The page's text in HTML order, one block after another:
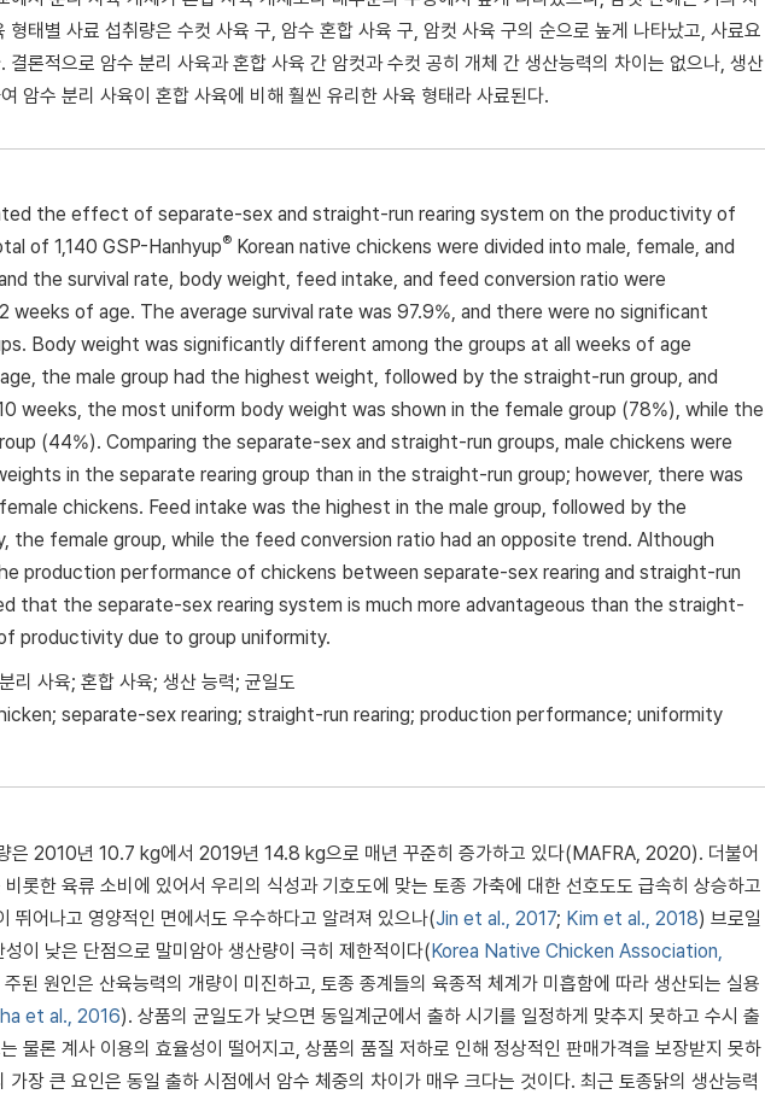
형태별 사료 섭취량은 수컷 사육 구, 암수 혼합 사육 구, 암컷 사육 구의 순으로 높게 나타났고, 사료요
결론적으로 암수 분리 사육과 혼합 사육 간 암컷과 수컷 공히 개체 간 생산능력의 차이는 없으나, 생산
암수 분리 사육이 혼합 사육에 비해 훨씬 유리한 사육 형태라 사료된다.
the effect of separate-sex and straight-run rearing system on the productivity of
of 1,140 GSP-Hanhyup® Korean native chickens were divided into male, female, and
the survival rate, body weight, feed intake, and feed conversion ratio were
of age. The average survival rate was 97.9%, and there were no significant
Body weight was significantly different among the groups at all weeks of age
the male group had the highest weight, followed by the straight-run group, and
weeks, the most uniform body weight was shown in the female group (78%), while the
(44%). Comparing the separate-sex and straight-run groups, male chickens were
in the separate rearing group than in the straight-run group; however, there was
chickens. Feed intake was the highest in the male group, followed by the
the female group, while the feed conversion ratio had an opposite trend. Although
production performance of chickens between separate-sex rearing and straight-run
that the separate-sex rearing system is much more advantageous than the straight-
productivity due to group uniformity.
리 사육; 혼합 사육; 생산 능력; 균일도
separate-sex rearing; straight-run rearing; production performance; uniformity
은 2010년 10.7 kg에서 2019년 14.8 kg으로 매년 꾸준히 증가하고 있다(MAFRA, 2020). 더불어
롯한 육류 소비에 있어서 우리의 식성과 기호도에 맞는 토종 가축에 대한 선호도도 급속히 상승하고
뛰어나고 영양적인 면에서도 우수하다고 알려져 있으나(Jin et al., 2017; Kim et al., 2018) 브로일
이 낮은 단점으로 말미암아 생산량이 극히 제한적이다(Korea Native Chicken Association,
된 원인은 산육능력의 개량이 미진하고, 토종 종계들의 육종적 체계가 미흡함에 따라 생산되는 실용
et al., 2016). 상품의 균일도가 낮으면 동일계군에서 출하 시기를 일정하게 맞추지 못하고 수시 출
물론 계사 이용의 효율성이 떨어지고, 상품의 품질 저하로 인해 정상적인 판매가격을 보장받지 못하
가장 큰 요인은 동일 출하 시점에서 암수 체중의 차이가 매우 크다는 것이다. 최근 토종닭의 생산능력